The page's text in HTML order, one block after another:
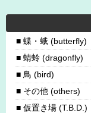
蝶・蛾 (butterfly)
蜻蛉 (dragonfly)
鳥 (bird)
その他 (others)
仮置き場 (T.B.D.)